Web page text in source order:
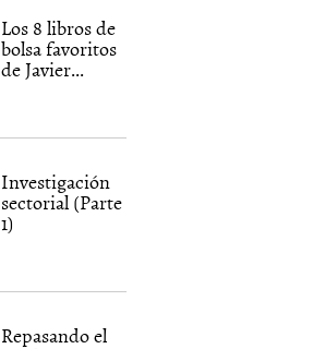
Los 8 libros de
bolsa favoritos
de Javier...
Investigación
sectorial (Parte
1)
Repasando el